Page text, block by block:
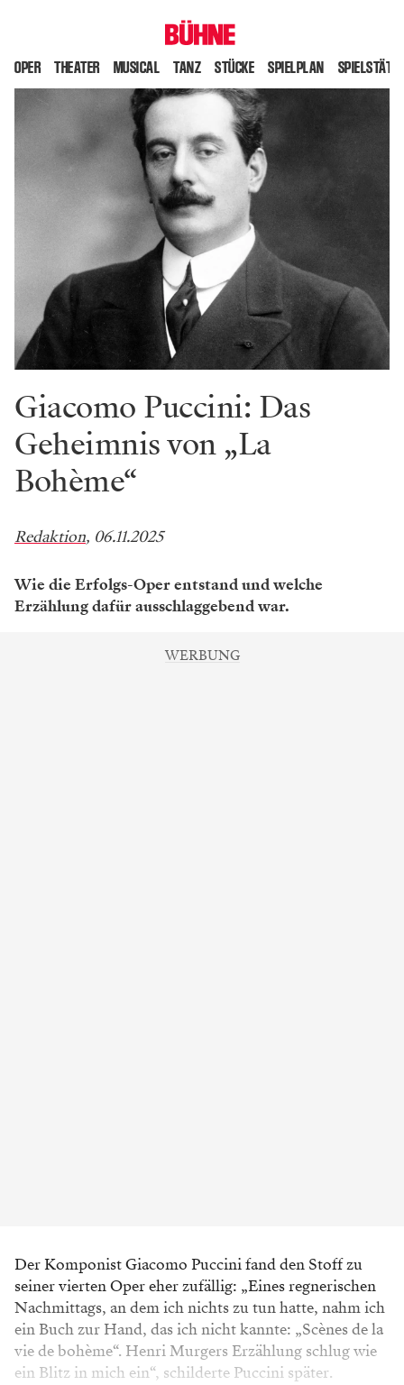
OPER THEATER MUSICAL TANZ STÜCKE SPIELPLAN
Giacomo Puccini: Das
Geheimnis von „La
Bohème“
Redaktion, 06.11.2025
Wie die Erfolgs-Oper entstand und welche
Erzählung dafür ausschlaggebend war.
WERBUNG
Der Komponist Giacomo Puccinifandden Stoff zu
seiner vierten Oper eherzufällig: „Eines regnerischen
Nachmittags, an dem ich nichts zu tun hatte, nahm ich
ein Buch zur Hand, das ich nicht kannte: „Scènes de la
vie de bohème“. Henri Murgers Erzählung schlug wie
ein Blitz in mich ein“, schilderte Puccini später.